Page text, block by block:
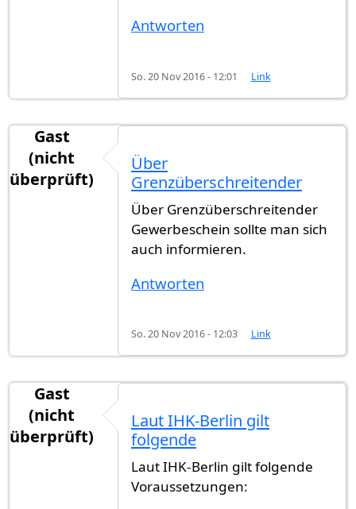
Antworten
So. 20 Nov 2016 - 12:01 Link
Gast
(nicht
überprüft)
Über
Grenzüberschreitender
Über Grenzüberschreitender
Gewerbeschein sollte man sich
auch informieren.
Antworten
So. 20 Nov 2016 - 12:03 Link
Gast
(nicht
überprüft)
Laut IHK-Berlin gilt
folgende
Laut IHK-Berlin gilt folgende
Voraussetzungen: